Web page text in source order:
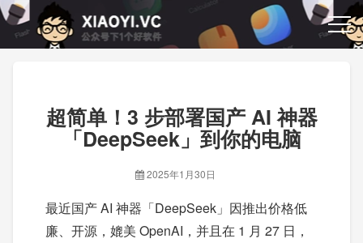
超简单！3 步部署国产 AI 神器
「DeepSeek」到你的电脑
2025年1月30日
最近国产 AI 神器「DeepSeek」因推出价格低
廉、开源，媲美 OpenAI，并且在 1 月 27 日，